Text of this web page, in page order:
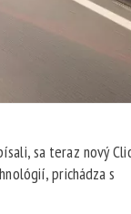
sa teraz nový
prichádza s